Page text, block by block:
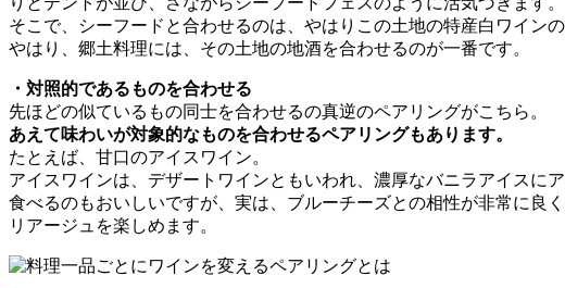
そこで、シーフードと合わせるのは、やはりこの土地の特産白ワインの
やはり、郷土料理には、その土地の地酒を合わせるのが一番です。
・対照的であるものを合わせる
先ほどの似ているもの同士を合わせるの真逆のペアリングがこちら。
あえて味わいが対象的なものを合わせるペアリングもあります。
たとえば、甘口のアイスワイン。
アイスワインは、デザートワインともいわれ、濃厚なバニラアイスに
食べるのもおいしいですが、実は、ブルーチーズとの相性が非常に良
リアージュを楽しめます。